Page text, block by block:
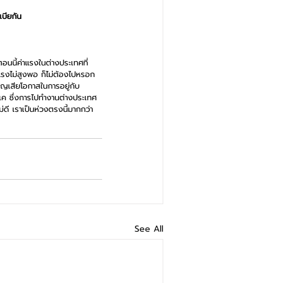
บียกัน
นนี้ค่าแรงในต่างประเทศที่
รงไม่สูงพอ ก็ไม่ต้องไปหรอก
เสียโอกาสในการอยู่กับ
งการไปทำงานต่างประเทศ
ดี เราเป็นห่วงตรงนี้มากกว่า
See All